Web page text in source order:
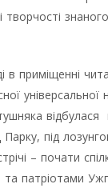
творчості
в приміщенні
універсальної
відбулася
під
– почати
патріотами